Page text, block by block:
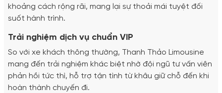
khoảng cách rộng rãi, mang lại sự thoải mái tuyệt đối
suốt hành trình.
Trải nghiệm dịch vụ chuẩn VIP
So với xe khách thông thường, Thanh Thảo Limousine
mang đến trải nghiệm khác biệt nhờ đội ngũ tư vấn viên
phản hồi tức thì, hỗ trợ tận tình từ khâu giữ chỗ đến khi
hoàn thành chuyến đi.